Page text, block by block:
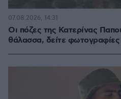
Οι πόζες της Κατερίνας
θάλασσα, δείτε φωτογραφίες
07.08.2026, 14:31